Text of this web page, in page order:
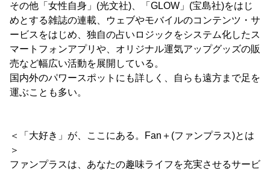
その他「女性自身」(光文社)、「GLOW」(宝島社)をはじ
めとする雑誌の連載、ウェブやモバイルのコンテンツ・サ
ービスをはじめ、独自の占いロジックをシステム化したス
マートフォンアプリや、オリジナル運気アップグッズの販
売など幅広い活動を展開している。
国内外のパワースポットにも詳しく、自らも遠方まで足を
運ぶことも多い。
＜「大好き」が、ここにある。Fan＋(ファンプラス)とは
＞
ファンプラスは、あなたの趣味ライフを充実させるサービ